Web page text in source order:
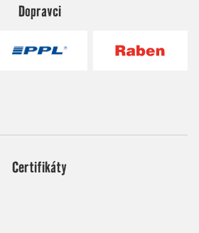
Dopravci
Certifikáty